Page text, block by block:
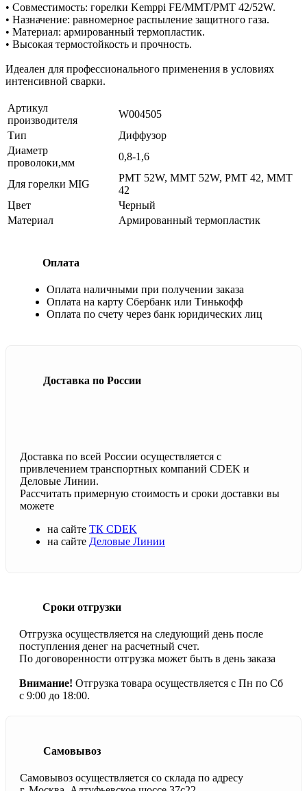
• Совместимость: горелки Kemppi FE/MMT/PMT 42/52W.
• Назначение: равномерное распыление защитного газа.
• Материал: армированный термопластик.
• Высокая термостойкость и прочность.
Идеален для профессионального применения в условиях
интенсивной сварки.
Артикул
производителя
W004505
Тип
Диффузор
Диаметр
проволоки,мм
0,8-1,6
Для горелки MIG
PMT 52W, MMT 52W, PMT 42, MMT
42
Цвет
Черный
Материал
Армированный термопластик
Оплата
Оплата наличными при получении заказа
Оплата на карту Сбербанк или Тинькофф
Оплата по счету через банк юридических лиц
Доставка по России
Доставка по всей России осуществляется с
привлечением транспортных компаний CDEK и
Деловые Линии.
Рассчитать примерную стоимость и сроки доставки вы
можете
на сайте ТК CDEK
на сайте Деловые Линии
Сроки отгрузки
Отгрузка осуществляется на следующий день после
поступления денег на расчетный счет.
По договоренности отгрузка может быть в день заказа
Внимание! Отгрузка товара осуществляется с Пн по Сб
с 9:00 до 18:00.
Самовывоз
Самовывоз осуществляется со склада по адресу